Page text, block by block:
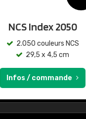
NCS Index 2050
2.050 couleurs NCS
29,5 x 4,5 cm
Infos / commande